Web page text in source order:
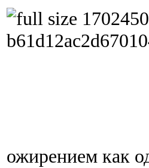
ожирением как